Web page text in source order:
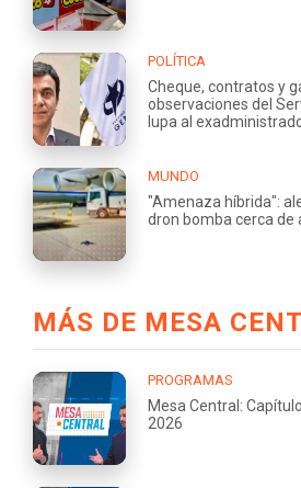
POLÍTICA
Cheque, contratos y
observaciones del
lupa al
MUNDO
"Amenaza híbrida":
dron bomba cerca de
MÁS DE MESA
PROGRAMAS
Mesa Central:
2026